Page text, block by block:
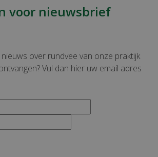
voor nieuwsbrief
over rundvee van onze praktijk
Vul dan hier uw email adres